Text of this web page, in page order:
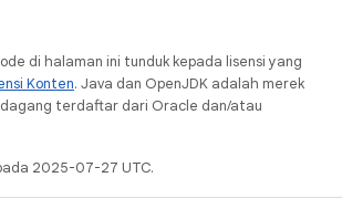
di halaman ini tunduk kepada lisensi yang
Konten. Java dan OpenJDK adalah merek
terdaftar dari Oracle dan/atau
2025-07-27 UTC.